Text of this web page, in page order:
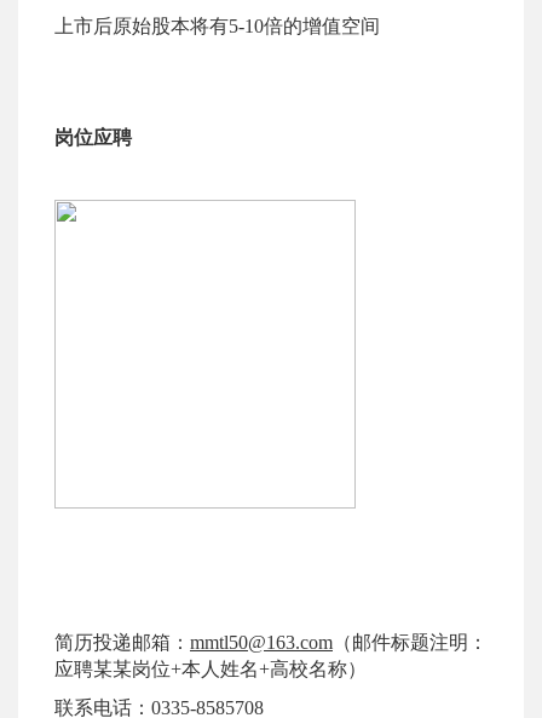
上市后原始股本将有5-10倍的增值空间
岗位应聘
简历投递邮箱： mmtl50@163.com （邮件标题注明：
应聘某某岗位+本人姓名+高校名称）
联系电话：0335-8585708